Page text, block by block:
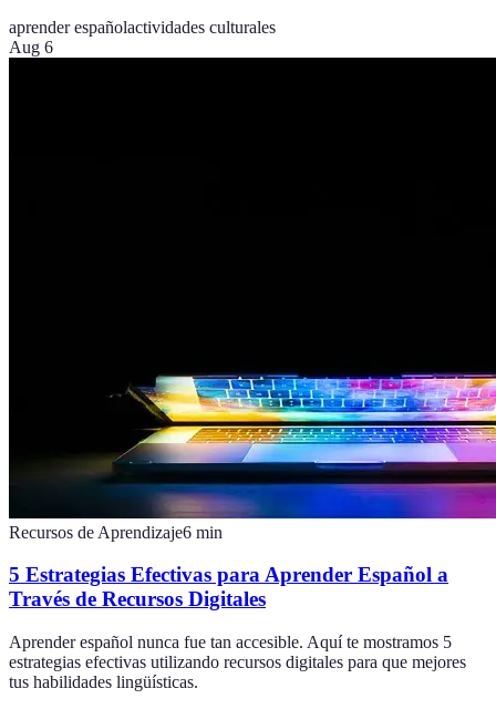
aprender españolactividades culturales
Aug 6
Recursos de Aprendizaje6 min
5 Estrategias Efectivas para Aprender Español a
Través de Recursos Digitales
Aprender español nunca fue tan accesible. Aquí te mostramos 5
estrategias efectivas utilizando recursos digitales para que mejores
tus habilidades lingüísticas.